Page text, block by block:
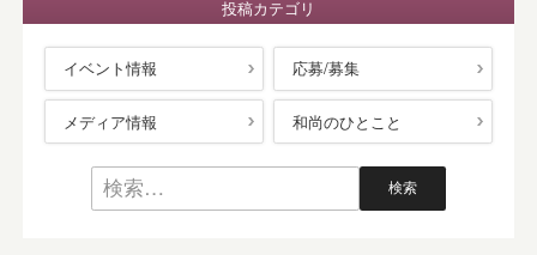
投稿カテゴリ
イベント情報 応募/募集
メディア情報 和尚のひとこと